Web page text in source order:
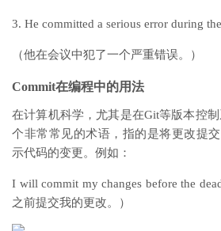
3. He committed a serious error during
（他在会议中犯了一个严重错误。）
Commit在编程中的用法
在计算机科学，尤其是在Git等版本控
个非常常见的术语，指的是将更改提
示代码的变更。例如：
I will commit my changes before the
之前提交我的更改。）